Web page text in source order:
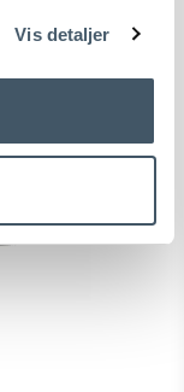
Vis detaljer